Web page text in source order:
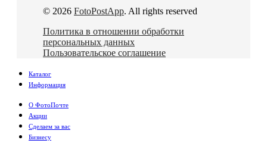
© 2026 FotoPostApp. All rights reserved
Политика в отношении обработки
персональных данных
Пользовательское соглашение
Каталог
Информация
О ФотоПочте
Акции
Сделаем за вас
Бизнесу